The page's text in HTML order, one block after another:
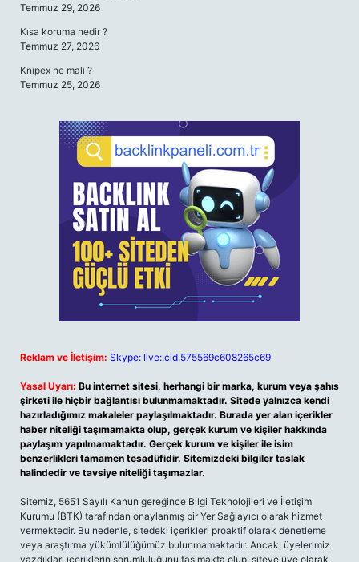
Temmuz 29, 2026
Kısa koruma nedir ?
Temmuz 27, 2026
Knipex ne mali ?
Temmuz 25, 2026
Reklam ve İletişim: Skype: live:.cid.575569c608265c69
Yasal Uyarı: Bu internet sitesi, herhangi bir marka, kurum veya şahıs
şirketi ile hiçbir bağlantısı bulunmamaktadır. Sitede yalnızca kendi
hazırladığımız makaleler paylaşılmaktadır. Burada yer alan içerikler
haber niteliği taşımamakta olup, gerçek kurum ve kişiler hakkında
paylaşım yapılmamaktadır. Gerçek kurum ve kişiler ile isim
benzerlikleri tamamen tesadüfidir. Sitemizdeki bilgiler taslak
halindedir ve tavsiye niteliği taşımazlar.
Sitemiz, 5651 Sayılı Kanun gereğince Bilgi Teknolojileri ve İletişim
Kurumu (BTK) tarafından onaylanmış bir Yer Sağlayıcı olarak hizmet
vermektedir. Bu nedenle, sitedeki içerikleri proaktif olarak denetleme
veya araştırma yükümlülüğümüz bulunmamaktadır. Ancak, üyelerimiz
yazdıkları içeriklerin sorumluluğunu taşımakta olup, siteye üye olarak